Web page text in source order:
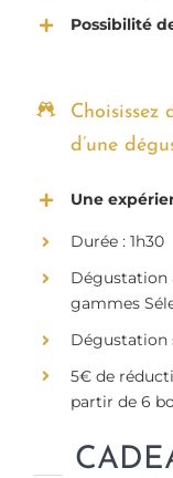
Possibilité
d’une
Une
Durée : 1h30
Dégustation
gammes
Dégustation
5€ de
partir de 6